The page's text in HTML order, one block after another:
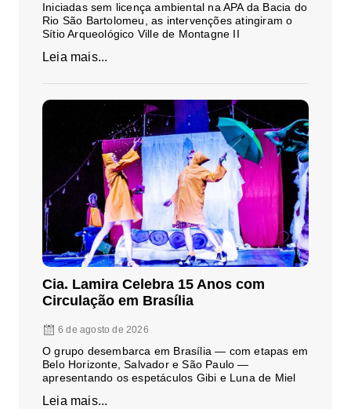
Iniciadas sem licença ambiental na APA da Bacia do
Rio São Bartolomeu, as intervenções atingiram o
Sítio Arqueológico Ville de Montagne II
Leia mais...
Cia. Lamira Celebra 15 Anos com
Circulação em Brasília
6 de agosto de 2026
O grupo desembarca em Brasília — com etapas em
Belo Horizonte, Salvador e São Paulo —
apresentando os espetáculos Gibi e Luna de Miel
Leia mais...